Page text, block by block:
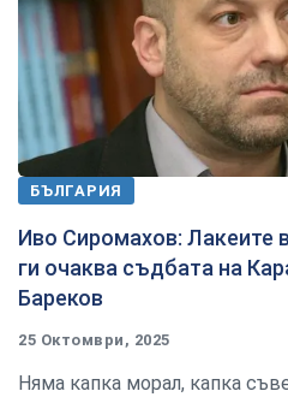
БЪЛГАРИЯ
Иво Сиромахов: Лакеите
ги очаква съдбата на
Бареков
25 Октомври, 2025
Няма капка морал, капка